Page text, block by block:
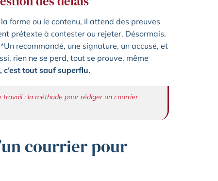
forme ou le contenu, il attend des preuves
prétexte à contester ou rejeter. Désormais,
recommandé, une signature, un accusé, et
rien ne se perd, tout se prouve, même
c’est tout sauf superflu.
: la méthode pour rédiger un courrier
courrier pour